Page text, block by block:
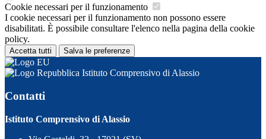
Cookie necessari per il funzionamento
I cookie necessari per il funzionamento non possono essere
disabilitati. È possibile consultare l'elenco nella pagina della cookie
policy.
Accetta tutti Salva le preferenze
Istituto Comprensivo di Alassio
Contatti
Istituto Comprensivo di Alassio